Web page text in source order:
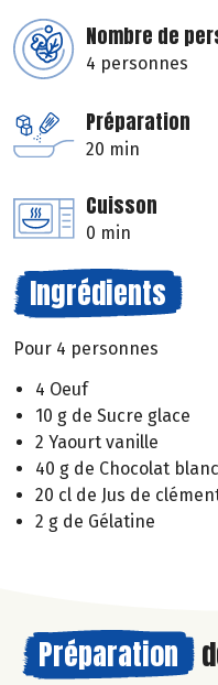
Nombre de
4 personnes
Préparation
20 min
Cuisson
0 min
Ingrédients
Pour 4 personnes
4 Oeuf
10 g de Sucre glace
2 Yaourt vanille
40 g de Chocolat blanc
20 cl de Jus de
2 g de Gélatine
Préparation